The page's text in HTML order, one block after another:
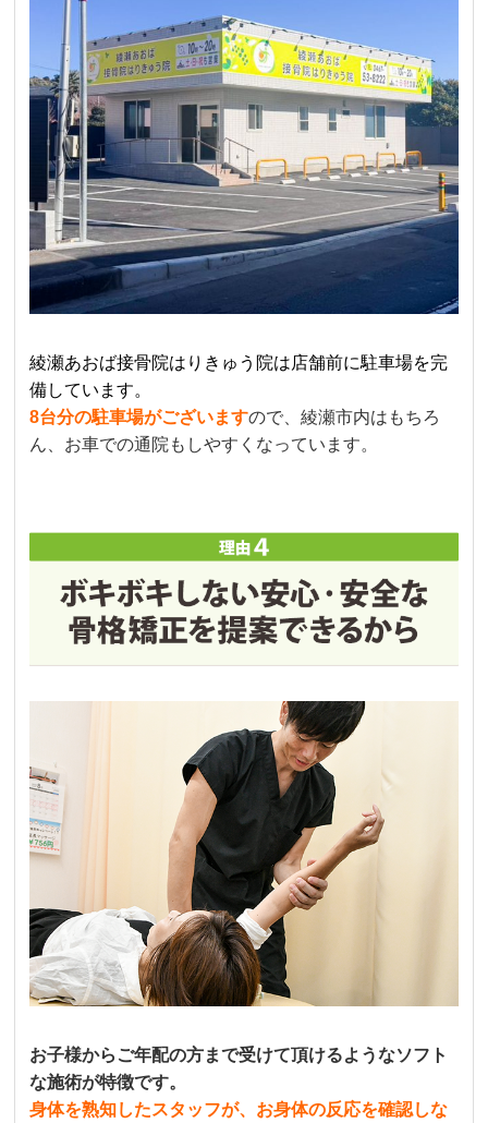
綾瀬あおば接骨院はりきゅう院は店舗前に駐車場を完
備しています。
8台分の駐車場がございますので、綾瀬市内はもちろ
ん、お車での通院もしやすくなっています。
お子様からご年配の方まで受けて頂けるようなソフト
な施術が特徴です。
身体を熟知したスタッフが、お身体の反応を確認しな